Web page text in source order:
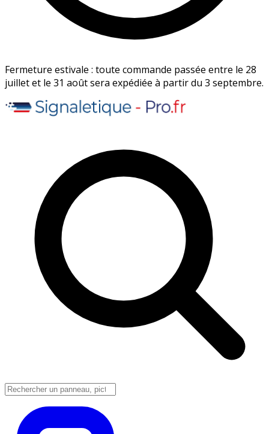
Fermeture estivale : toute commande passée entre le 28
juillet et le 31 août sera expédiée à partir du 3 septembre.